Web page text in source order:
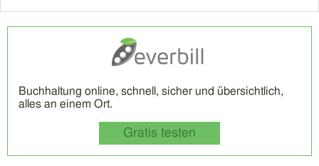
Buchhaltung online, schnell, sicher und übersichtlich,
alles an einem Ort.
Gratis testen